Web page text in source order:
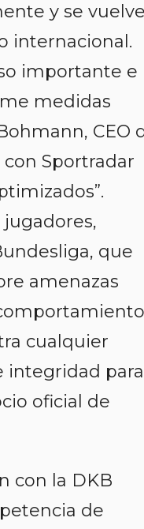
y se
internacional.
importante e
medidas
CEO
Sportradar
que
amenazas
cualquier
integridad para
oficial de
con la DKB
de